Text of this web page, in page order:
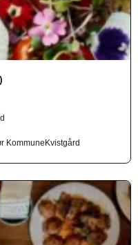
KommuneKvistgård